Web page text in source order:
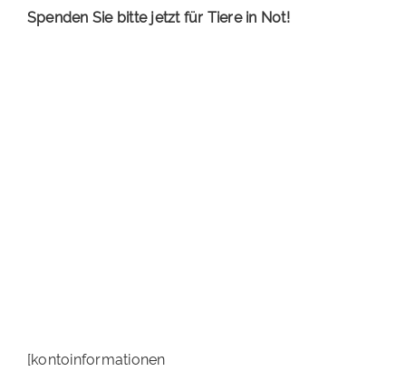
Spenden Sie bitte jetzt für Tiere in Not!
[kontoinformationen